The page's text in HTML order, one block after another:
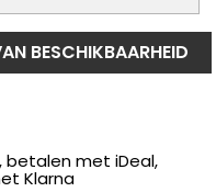
BESCHIKBAARHEID
betalen met iDeal,
Klarna